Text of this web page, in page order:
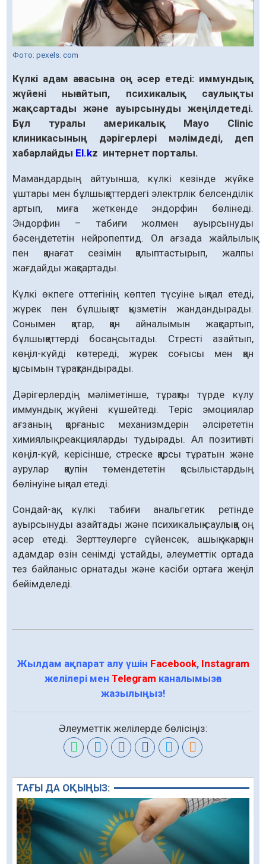
Фото: pexels. com
Күлкі адам ағзасына оң әсер етеді: иммундық
жүйені нығайтып, психикалық саулықты
жақсартады және ауырсынуды жеңілдетеді.
Бұл туралы америкалық Mayo Clinic
клиникасының дәрігерлері мәлімдеді, деп
хабарлайды El.kz интернет порталы.
Мамандардың айтуынша, күлкі кезінде жүйке
ұштары мен бұлшықеттердегі электрлік белсенділік
артып, миға жеткенде эндорфин бөлінеді.
Эндорфин – табиғи жолмен ауырсынуды
бәсеңдететін нейропептид. Ол ағзада жайлылық
пен қанағат сезімін қалыптастырып, жалпы
жағдайды жақсартады.
Күлкі өкпеге оттегінің көптеп түсуіне ықпал етеді,
жүрек пен бұлшықет қызметін жандандырады.
Сонымен қатар, қан айналымын жақсартып,
бұлшықеттерді босаңсытады. Стресті азайтып,
көңіл-күйді көтереді, жүрек соғысы мен қан
қысымын тұрақтандырады.
Дәрігерлердің мәліметінше, тұрақты түрде күлу
иммундық жүйені күшейтеді. Теріс эмоциялар
ағзаның қорғаныс механизмдерін әлсірететін
химиялық реакцияларды тудырады. Ал позитивті
көңіл-күй, керісінше, стреске қарсы тұратын және
аурулар қаупін төмендететін қосылыстардың
бөлінуіне ықпал етеді.
Сондай-ақ, күлкі табиғи анальгетик ретінде
ауырсынуды азайтады және психикалық саулыққа оң
әсер етеді. Зерттеулерге сүйенсек, ашық-жарқын
адамдар өзін сенімді ұстайды, әлеуметтік ортада
тез байланыс орнатады және кәсіби ортаға жеңіл
бейімделеді.
Жылдам ақпарат алу үшін Facebook, Instagram
желілері мен Telegram каналымызға
жазылыңыз!
Әлеуметтік желілерде бөлісіңіз:
ТАҒЫ ДА ОҚЫҢЫЗ: